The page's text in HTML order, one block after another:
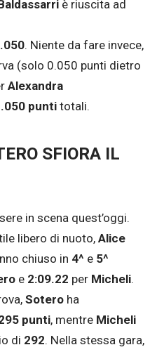
è riuscita ad
. Niente da fare invece,
(solo 0.050 punti dietro
Alexandra
puntitotali.
SFIORA IL
in scena quest’oggi.
libero di nuoto, Alice
chiuso in 4^ e 5^
e 2:09.22 per Micheli.
Sotero ha
punti, mentre Micheli
di 292. Nella stessa gara,